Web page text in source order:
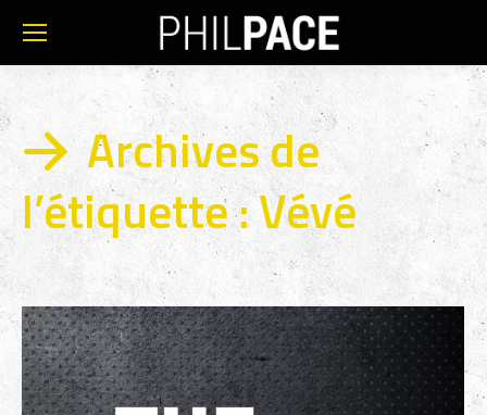
Archives de
l’étiquette :Vévé